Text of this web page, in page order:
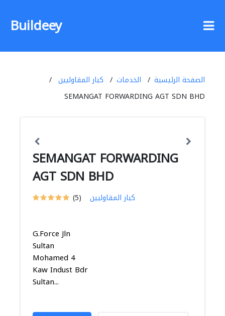
Buildeey
الصفحة الرئيسية الخدمات
كبار المقاوليين
SEMANGAT FORWARDING AGT SDN BHD
SEMANGAT FORWARDING
AGT SDN BHD
(5) كبار المقاوليين
G.Force Jln
Sultan
Mohamed 4
Kaw Indust Bdr
Sultan...